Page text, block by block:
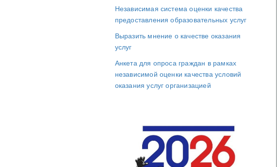
Независимая система оценки качества
предоставления образовательных услуг
Выразить мнение о качестве оказания
услуг
Анкета для опроса граждан в рамках
независимой оценки качества условий
оказания услуг организацией